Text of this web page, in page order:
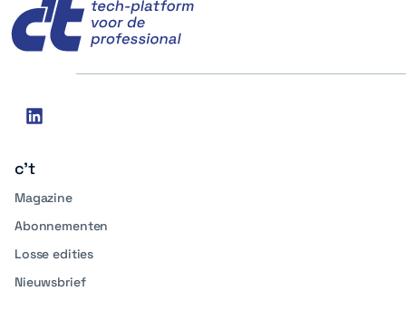
Social
linkedin
c't
Magazine
Abonnementen
Losse edities
Nieuwsbrief